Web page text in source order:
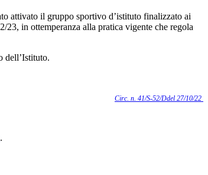
attivato il gruppo sportivo d’istituto finalizzato ai
23, in ottemperanza alla pratica vigente che regola
dell’Istituto.
Circ. n. 41/S-52/Ddel 27/10/22
.